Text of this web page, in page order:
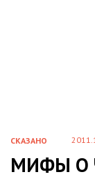
СКАЗАНО
МИФЫ О